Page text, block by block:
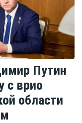
Путин
с врио
области